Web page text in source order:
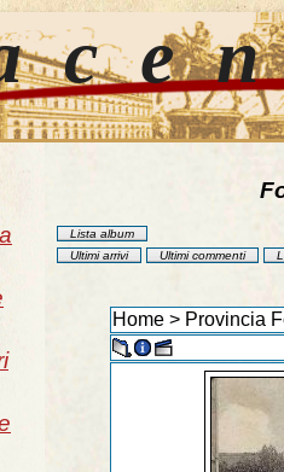
Lista album
Ultimi arrivi
Ultimi commenti
Home> Provincia